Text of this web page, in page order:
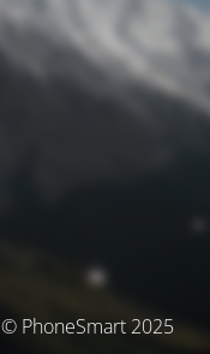
© PhoneSmart 2025